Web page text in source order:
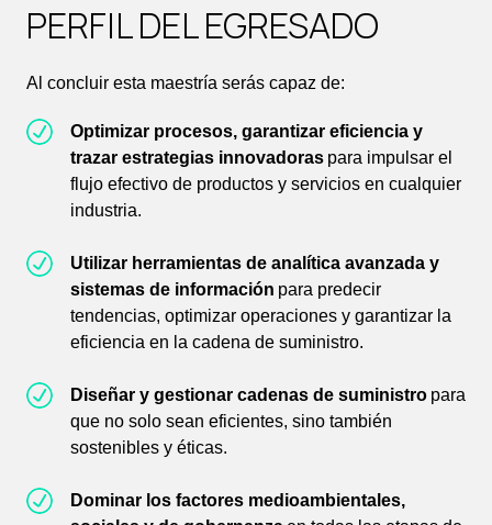
PERFIL DEL EGRESADO
Al concluir esta maestría serás capaz de:
Optimizar procesos, garantizar eficiencia y
trazar estrategias innovadoras para impulsar el
flujo efectivo de productos y servicios en cualquier
industria.
Utilizar herramientas de analítica avanzada y
sistemas de información para predecir
tendencias, optimizar operaciones y garantizar la
eficiencia en la cadena de suministro.
Diseñar y gestionar cadenas de suministro para
que no solo sean eficientes, sino también
sostenibles y éticas.
Dominar los factores medioambientales,